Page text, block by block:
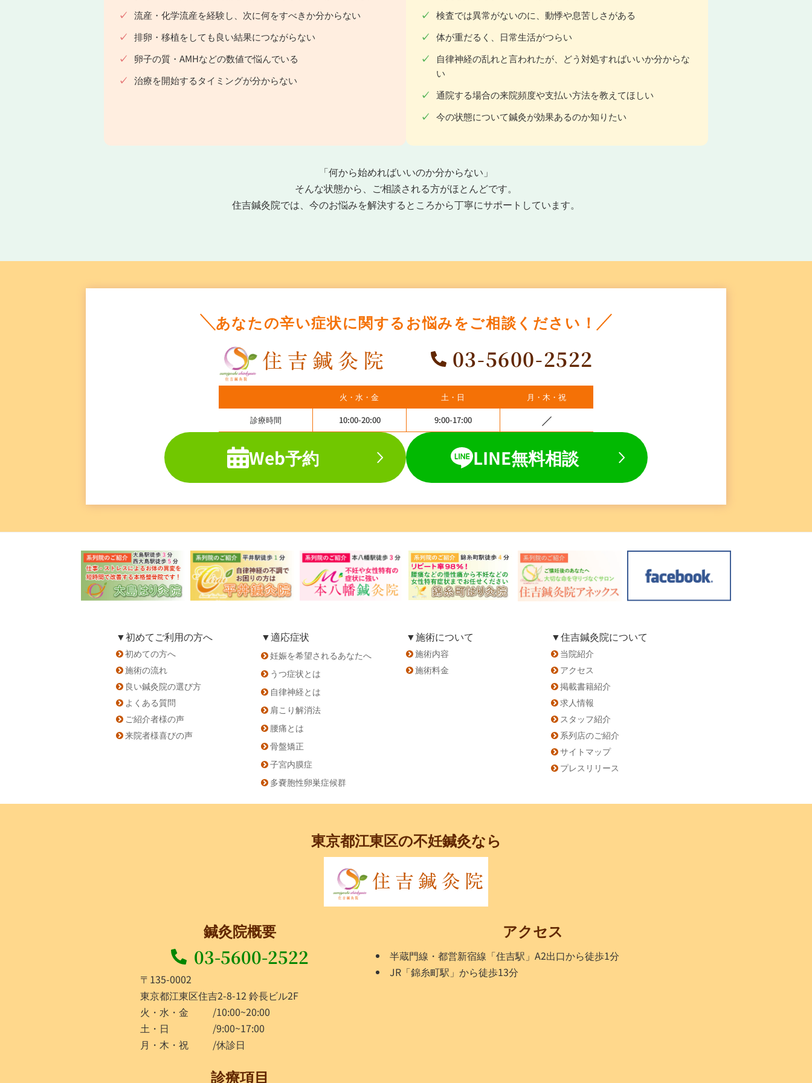
流産・化学流産を経験し、次に何をすべきか分からない
排卵・移植をしても良い結果につながらない
卵子の質・AMHなどの数値で悩んでいる
治療を開始するタイミングが分からない
検査では異常がないのに、動悸や息苦しさがある
体が重だるく、日常生活がつらい
自律神経の乱れと言われたが、どう対処すればいいか分からな
い
通院する場合の来院頻度や支払い方法を教えてほしい
今の状態について鍼灸が効果あるのか知りたい
「何から始めればいいのか分からない」
そんな状態から、ご相談される方がほとんどです。
住吉鍼灸院では、今のお悩みを解決するところから丁寧にサポートしています。
あなたの辛い症状に関するお悩みをご相談ください！
03-5600-2522
火・水・金 土・日
月・木・祝
診療時間
10:00-20:00 9:00-17:00
Web予約 LINE無料相談
▼初めてご利用の方へ
初めての方へ
施術の流れ
良い鍼灸院の選び方
よくある質問
ご紹介者様の声
来院者様喜びの声
▼適応症状
妊娠を希望されるあなたへ
うつ症状とは
自律神経とは
肩こり解消法
腰痛とは
骨盤矯正
子宮内膜症
多嚢胞性卵巣症候群
▼施術について
施術内容
施術料金
▼住吉鍼灸院について
当院紹介
アクセス
掲載書籍紹介
求人情報
スタッフ紹介
系列店のご紹介
サイトマップ
プレスリリース
東京都江東区の不妊鍼灸なら
鍼灸院概要
03-5600-2522
〒135-0002
東京都江東区住吉2-8-12 鈴長ビル2F
火・水・金
/10:00~20:00
土・日
/9:00~17:00
月・木・祝
/休診日
診療項目
アクセス
半蔵門線・都営新宿線「住吉駅」A2出口から徒歩1分
JR「錦糸町駅」から徒歩13分